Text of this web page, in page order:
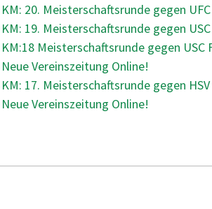
KM: 20. Meisterschaftsrunde gegen
KM: 19. Meisterschaftsrunde gegen
KM:18 Meisterschaftsrunde gegen USC
Neue Vereinszeitung Online!
KM: 17. Meisterschaftsrunde gegen HSV
Neue Vereinszeitung Online!